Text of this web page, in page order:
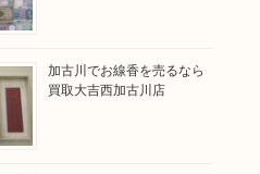
加古川でお線香を売るなら
買取大吉西加古川店